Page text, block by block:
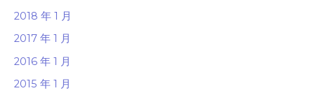
2018 年 1 月
2017 年 1 月
2016 年 1 月
2015 年 1 月